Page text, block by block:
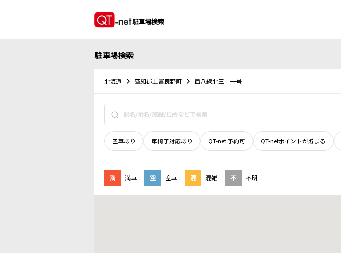
駐車場検索
駐車場検索
北海道 空知郡上富良野町 西八線北三十一号
空車あり 車椅子対応あり QT-net 予約可 QT-netポイントが貯まる
満 満車 空 空車 混 混雑 不 不明